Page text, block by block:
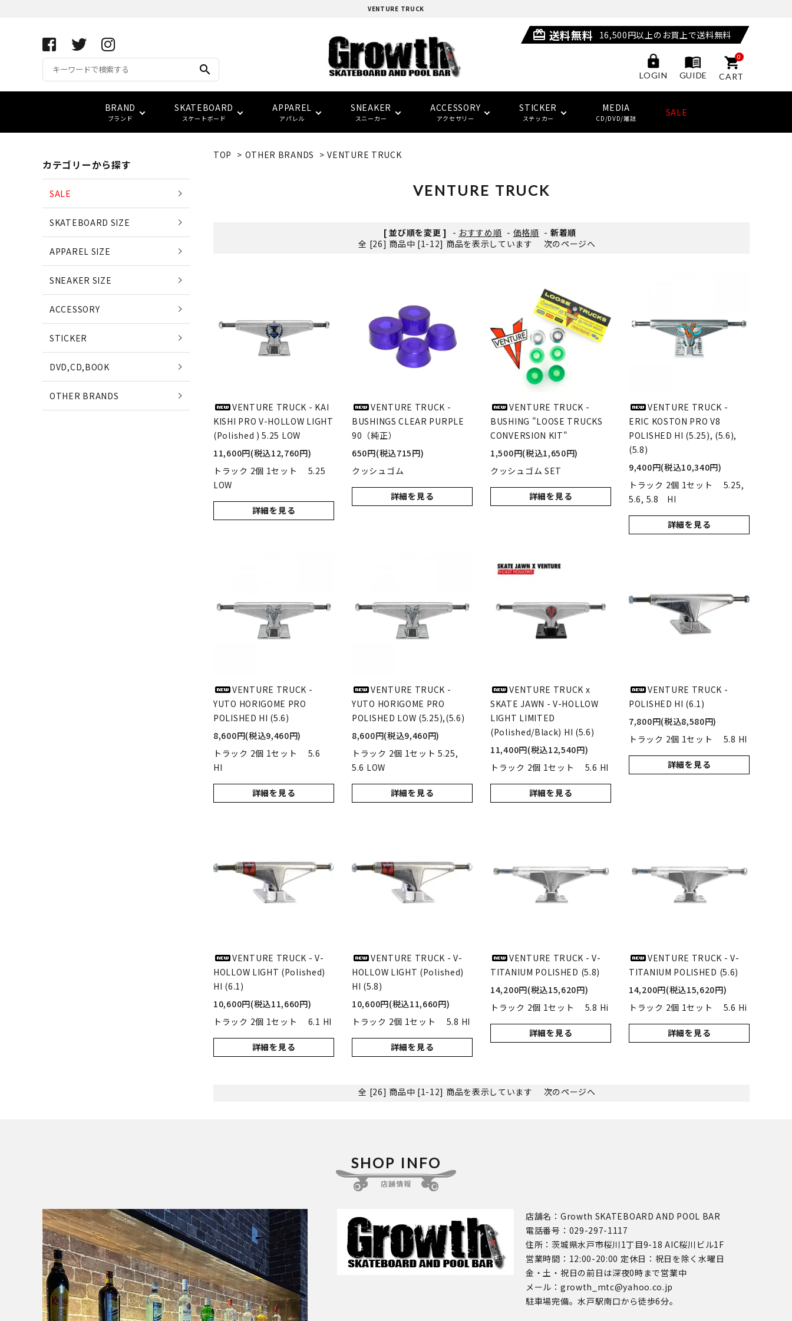
VENTURE TRUCK
search
card_giftcard 送料無料 16,500円以上のお買上で送料無料
LOGIN GUIDE
0
CART
BRAND
ブランド
APRIL SKATEBOARDS
(エフティーシー)
EDGLRD
(エッジ・ロード)
(ファッキンオーサム)
(クウォータースナックス)
EVISEN SKATEBOARDS
(エビセン・スケートボード)
HOCKEY SKATEBOARDS
(ホッケー・スケートボード)
MAGENTA SKATEBOARDS
(マゼンタ・スケートボード)
SLD SKATEBOARDS
(エスエルディー)
NEW BALANCE NUMERIC
(ニューバランス ヌメリック)
VANS
(ヴァンズ)
VAGA BAG
(バガバッグ)
Growth
(グロース)
SKATEBOARD
スケートボード
コンプリート(完成品)
ベアリング
デッキ サイズ別一覧
APPAREL
アパレル
アパレル サイズ別一覧
スウェット
SNEAKER
スニーカー
サイズ検索
vans
セール シューズ
ACCESSORY
アクセサリー
キーホルダー
ベルト
ギフト
STICKER
ステッカー
FUCKING AWESOME
MEDIA
CD/DVD/雑誌 SALE
TOP > OTHER BRANDS > VENTURE TRUCK
VENTURE TRUCK
[ 並び順を変更 ] - おすすめ順 - 価格順 - 新着順
全 [26] 商品中 [1-12] 商品を表示しています
次のページへ
VENTURE TRUCK - KAI
KISHI PRO V-HOLLOW LIGHT
(Polished ) 5.25 LOW
11,600円(税込12,760円)
トラック 2個 1セット 5.25
LOW
詳細を見る
VENTURE TRUCK -
BUSHINGS CLEAR PURPLE
90（純正）
650円(税込715円)
クッシュゴム
詳細を見る
VENTURE TRUCK -
BUSHING "LOOSE TRUCKS
CONVERSION KIT"
1,500円(税込1,650円)
クッシュゴム SET
詳細を見る
VENTURE TRUCK -
ERIC KOSTON PRO V8
POLISHED HI (5.25), (5.6),
(5.8)
9,400円(税込10,340円)
トラック 2個 1セット 5.25,
5.6, 5.8 HI
詳細を見る
VENTURE TRUCK -
YUTO HORIGOME PRO
POLISHED HI (5.6)
8,600円(税込9,460円)
トラック 2個 1セット 5.6
HI
詳細を見る
VENTURE TRUCK -
YUTO HORIGOME PRO
POLISHED LOW (5.25),(5.6)
8,600円(税込9,460円)
トラック 2個 1セット 5.25,
5.6 LOW
詳細を見る
VENTURE TRUCK x
SKATE JAWN - V-HOLLOW
LIGHT LIMITED
(Polished/Black) HI (5.6)
11,400円(税込12,540円)
トラック 2個 1セット 5.6 HI
詳細を見る
VENTURE TRUCK -
POLISHED HI (6.1)
7,800円(税込8,580円)
トラック 2個 1セット 5.8 HI
詳細を見る
VENTURE TRUCK - V-
HOLLOW LIGHT (Polished)
HI (6.1)
10,600円(税込11,660円)
トラック 2個 1セット 6.1 HI
詳細を見る
VENTURE TRUCK - V-
HOLLOW LIGHT (Polished)
HI (5.8)
10,600円(税込11,660円)
トラック 2個 1セット 5.8 HI
詳細を見る
VENTURE TRUCK - V-
TITANIUM POLISHED (5.8)
14,200円(税込15,620円)
トラック 2個 1セット 5.8 Hi
詳細を見る
VENTURE TRUCK - V-
TITANIUM POLISHED (5.6)
14,200円(税込15,620円)
トラック 2個 1セット 5.6 Hi
詳細を見る
全 [26] 商品中 [1-12] 商品を表示しています 次のページへ
カテゴリーから探す
SALE
SKATEBOARD SIZE
APPAREL SIZE
SNEAKER SIZE
ACCESSORY
STICKER
DVD,CD,BOOK
OTHER BRANDS
SHOP INFO
店舗情報
店舗名：Growth SKATEBOARD AND POOL BAR
電話番号：029-297-1117
住所：茨城県水戸市桜川1丁目9-18 AIC桜川ビル1F
営業時間：12:00-20:00 定休日：祝日を除く水曜日
金・土・祝日の前日は深夜0時まで営業中
メール：growth_mtc@yahoo.co.jp
駐車場完備。水戸駅南口から徒歩6分。